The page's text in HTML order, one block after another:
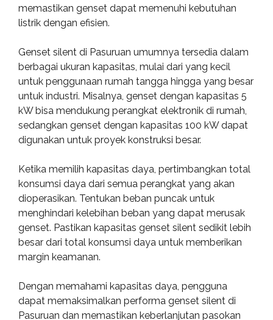
memastikan genset dapat memenuhi kebutuhan
listrik dengan efisien.
Genset silent di Pasuruan umumnya tersedia dalam
berbagai ukuran kapasitas, mulai dari yang kecil
untuk penggunaan rumah tangga hingga yang besar
untuk industri. Misalnya, genset dengan kapasitas 5
kW bisa mendukung perangkat elektronik di rumah,
sedangkan genset dengan kapasitas 100 kW dapat
digunakan untuk proyek konstruksi besar.
Ketika memilih kapasitas daya, pertimbangkan total
konsumsi daya dari semua perangkat yang akan
dioperasikan. Tentukan beban puncak untuk
menghindari kelebihan beban yang dapat merusak
genset. Pastikan kapasitas genset silent sedikit lebih
besar dari total konsumsi daya untuk memberikan
margin keamanan.
Dengan memahami kapasitas daya, pengguna
dapat memaksimalkan performa genset silent di
Pasuruan dan memastikan keberlanjutan pasokan